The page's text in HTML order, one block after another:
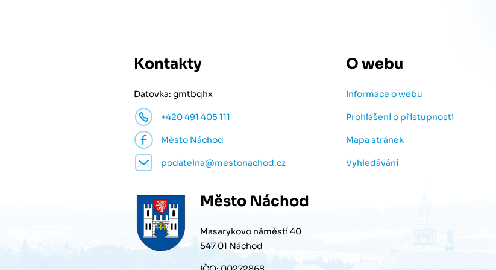
Kontakty
Datovka: gmtbqhx
+420 491 405 111
Město Náchod
podatelna@mestonachod.cz
O webu
Informace o webu
Prohlášení o přístupnosti
Mapa stránek
Vyhledávání
Město Náchod
Masarykovo náměstí 40
547 01 Náchod